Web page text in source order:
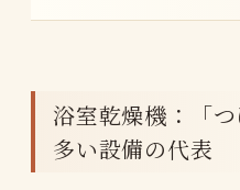
浴室乾燥機：「
多い設備の代表